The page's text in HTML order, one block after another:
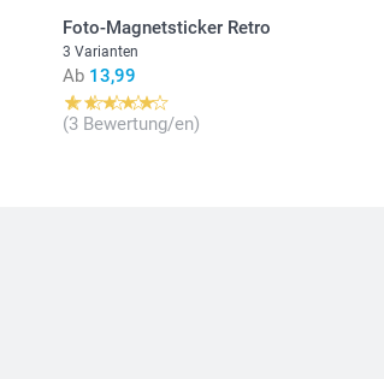
Foto-Magnetsticker Retro
3 Varianten
Ab 13,99
(3 Bewertung/en)